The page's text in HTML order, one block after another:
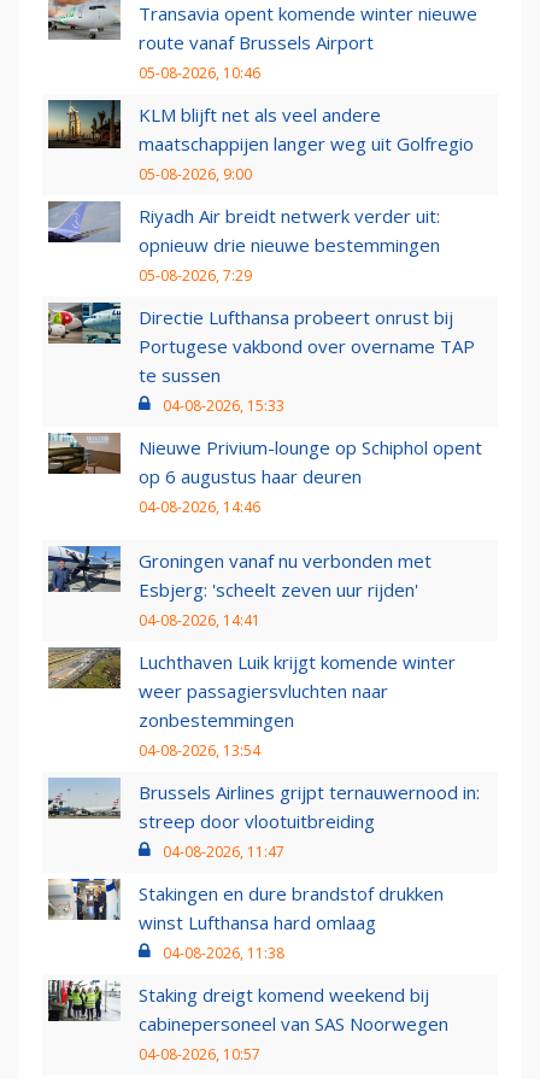
Transavia opent komende winter nieuwe
route vanaf Brussels Airport
05-08-2026, 10:46
KLM blijft net als veel andere
maatschappijen langer weg uit Golfregio
05-08-2026, 9:00
Riyadh Air breidt netwerk verder uit:
opnieuw drie nieuwe bestemmingen
05-08-2026, 7:29
Directie Lufthansa probeert onrust bij
Portugese vakbond over overname TAP
te sussen
04-08-2026, 15:33
Nieuwe Privium-lounge op Schiphol opent
op 6 augustus haar deuren
04-08-2026, 14:46
Groningen vanaf nu verbonden met
Esbjerg: 'scheelt zeven uur rijden'
04-08-2026, 14:41
Luchthaven Luik krijgt komende winter
weer passagiersvluchten naar
zonbestemmingen
04-08-2026, 13:54
Brussels Airlines grijpt ternauwernood in:
streep door vlootuitbreiding
04-08-2026, 11:47
Stakingen en dure brandstof drukken
winst Lufthansa hard omlaag
04-08-2026, 11:38
Staking dreigt komend weekend bij
cabinepersoneel van SAS Noorwegen
04-08-2026, 10:57